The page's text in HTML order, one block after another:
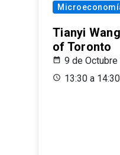
Tianyi
of Toronto
9 de
13:30 a 14:30